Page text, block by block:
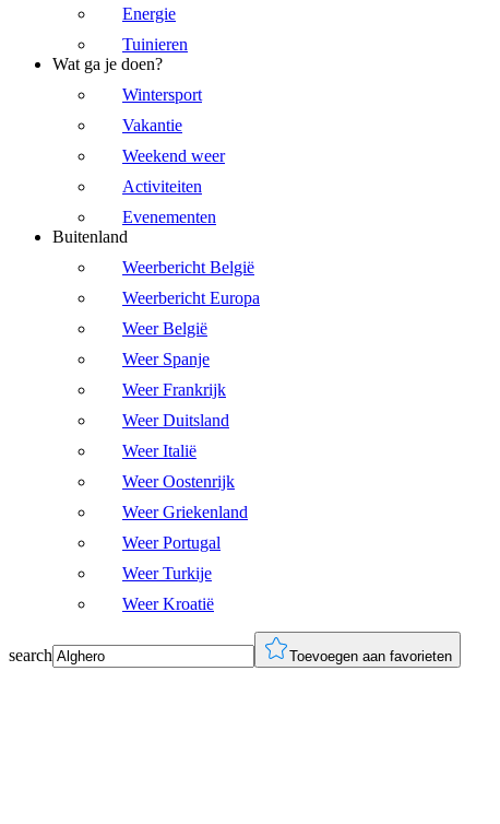
Energie
Tuinieren
Wat ga je doen?
Wintersport
Vakantie
Weekend weer
Activiteiten
Evenementen
Buitenland
Weerbericht België
Weerbericht Europa
Weer België
Weer Spanje
Weer Frankrijk
Weer Duitsland
Weer Italië
Weer Oostenrijk
Weer Griekenland
Weer Portugal
Weer Turkije
Weer Kroatië
search Toevoegen aan favorieten